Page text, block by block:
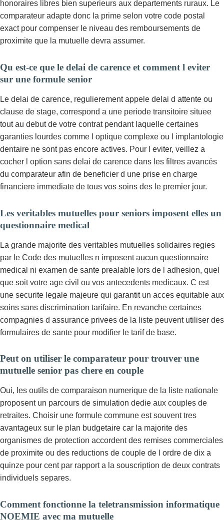
honoraires libres bien superieurs aux departements ruraux. Le
comparateur adapte donc la prime selon votre code postal
exact pour compenser le niveau des remboursements de
proximite que la mutuelle devra assumer.
Qu est-ce que le delai de carence et comment l eviter
sur une formule senior
Le delai de carence, regulierement appele delai d attente ou
clause de stage, correspond a une periode transitoire situee
tout au debut de votre contrat pendant laquelle certaines
garanties lourdes comme l optique complexe ou l implantologie
dentaire ne sont pas encore actives. Pour l eviter, veillez a
cocher l option sans delai de carence dans les filtres avancés
du comparateur afin de beneficier d une prise en charge
financiere immediate de tous vos soins des le premier jour.
Les veritables mutuelles pour seniors imposent elles un
questionnaire medical
La grande majorite des veritables mutuelles solidaires regies
par le Code des mutuelles n imposent aucun questionnaire
medical ni examen de sante prealable lors de l adhesion, quel
que soit votre age civil ou vos antecedents medicaux. C est
une securite legale majeure qui garantit un acces equitable aux
soins sans discrimination tarifaire. En revanche certaines
compagnies d assurance privees de la liste peuvent utiliser des
formulaires de sante pour modifier le tarif de base.
Peut on utiliser le comparateur pour trouver une
mutuelle senior pas chere en couple
Oui, les outils de comparaison numerique de la liste nationale
proposent un parcours de simulation dedie aux couples de
retraites. Choisir une formule commune est souvent tres
avantageux sur le plan budgetaire car la majorite des
organismes de protection accordent des remises commerciales
de proximite ou des reductions de couple de l ordre de dix a
quinze pour cent par rapport a la souscription de deux contrats
individuels separes.
Comment fonctionne la teletransmission informatique
NOEMIE avec ma mutuelle